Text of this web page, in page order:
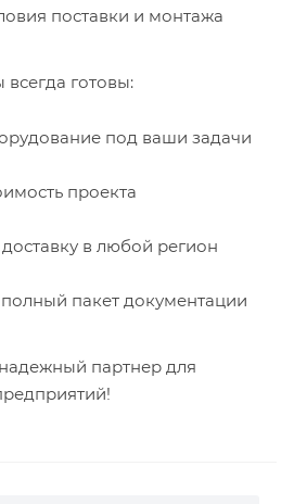
поставки и монтажа
готовы:
под ваши задачи
проекта
в любой регион
пакет документации
партнер для